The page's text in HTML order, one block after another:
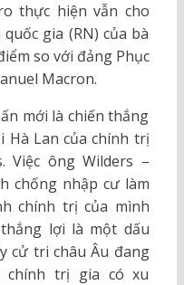
thực hiện vẫn cho
gia (RN) của bà
so với đảng Phục
Macron.
mới là chiến thắng
Hà Lan của chính trị
Việc ông Wilders –
chống nhập cư làm
chính trị của mình
lợi là một dấu
cử tri châu Âu đang
chính trị gia có xu